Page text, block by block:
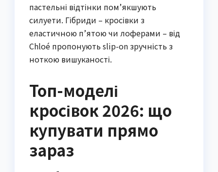
пастельні відтінки пом’якшують
силуети. Гібриди – кросівки з
еластичною п’ятою чи лоферами – від
Chloé пропонують slip-on зручність з
ноткою вишуканості.
Топ-моделі
кросівок 2026: що
купувати прямо
зараз